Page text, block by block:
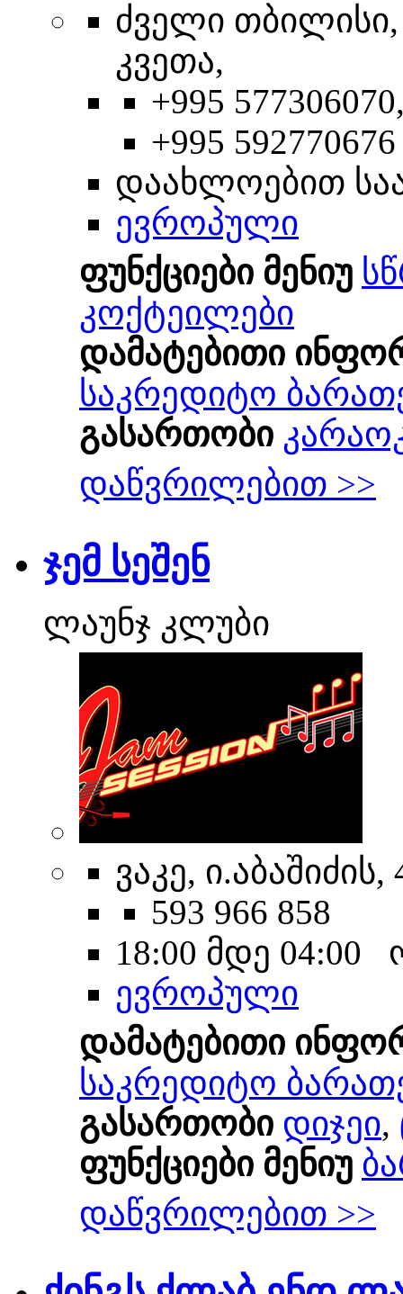
ძველი თბილისი,
კვეთა,
+995
+995 592770676
დაახლოებით
ევროპული
ფუნქციები მენიუ
კოქტეილები
დამატებითი
საკრედიტო
გასართობი
დაწვრილებით >>
ჯემ სეშენ
ლაუნჯ კლუბი
ვაკე, ი.აბაშიძის,
593 966 858
18:00 მდე 04:00
ევროპული
დამატებითი
საკრედიტო
გასართობი დიჯეი,
ფუნქციები მენიუ
დაწვრილებით >>